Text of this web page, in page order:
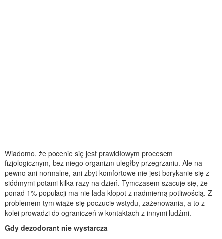
Wiadomo, że pocenie się jest prawidłowym procesem
fizjologicznym, bez niego organizm uległby przegrzaniu. Ale na
pewno ani normalne, ani zbyt komfortowe nie jest borykanie się z
siódmymi potami kilka razy na dzień. Tymczasem szacuje się, że
ponad 1% populacji ma nie lada kłopot z nadmierną potliwością. Z
problemem tym wiąże się poczucie wstydu, zażenowania, a to z
kolei prowadzi do ograniczeń w kontaktach z innymi ludźmi.
Gdy dezodorant nie wystarcza